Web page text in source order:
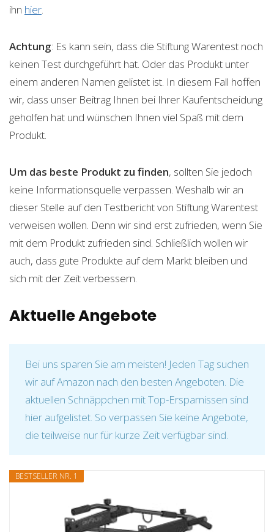
ihn hier
Achtung: Es kann sein, dass die Stiftung Warentest noch
keinen Test durchgeführt hat. Oder das Produkt unter
einem anderen Namen gelistet ist. In diesem Fall hoffen
wir, dass unser Beitrag Ihnen bei Ihrer Kaufentscheidung
geholfen hat und wünschen Ihnen viel Spaß mit dem
Produkt.
Um das beste Produkt zu finden, sollten Sie jedoch
keine Informationsquelle verpassen. Weshalb wir an
dieser Stelle auf den Testbericht von Stiftung Warentest
verweisen wollen. Denn wir sind erst zufrieden, wenn Sie
mit dem Produkt zufrieden sind. Schließlich wollen wir
auch, dass gute Produkte auf dem Markt bleiben und
sich mit der Zeit verbessern.
Aktuelle Angebote
Bei uns sparen Sie am meisten! Jeden Tag suchen
wir auf Amazon nach den besten Angeboten. Die
aktuellen Schnäppchen mit Top-Ersparnissen sind
hier aufgelistet. So verpassen Sie keine Angebote,
die teilweise nur für kurze Zeit verfügbar sind.
BESTSELLER NR. 1